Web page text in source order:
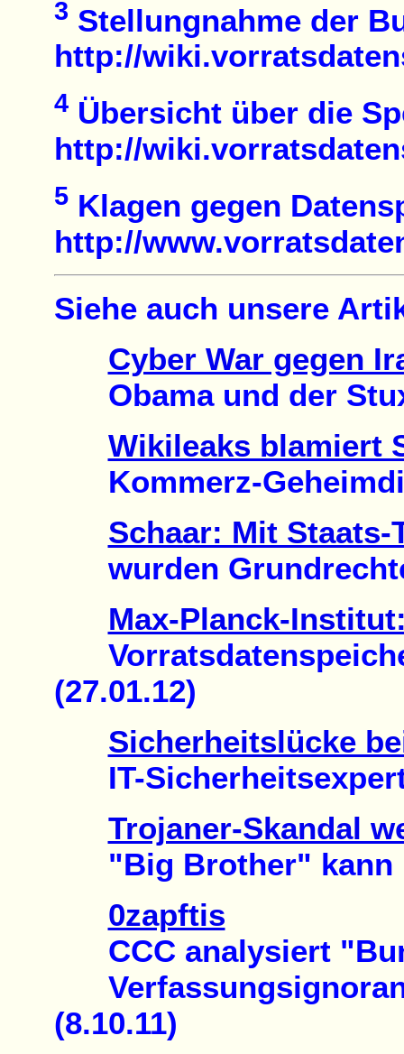
3 Stellungnahme der
http://
4Übersicht über die
http://
5Klagen gegen
http://
Siehe auch unsere
Cyber War gegen
Obama und der
Wikileaks blamiert
Kommerz-
Schaar: Mit Staats-
wurden
Max-Planck-
(27.01.12)
Sicherheitslücke
IT-
Trojaner-Skandal
"Big Brother" kann
0zapftis
CCC analysiert
(8.10.11)